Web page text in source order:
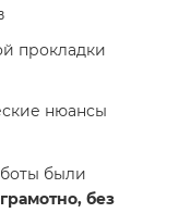
прокладки
нюансы
были
без